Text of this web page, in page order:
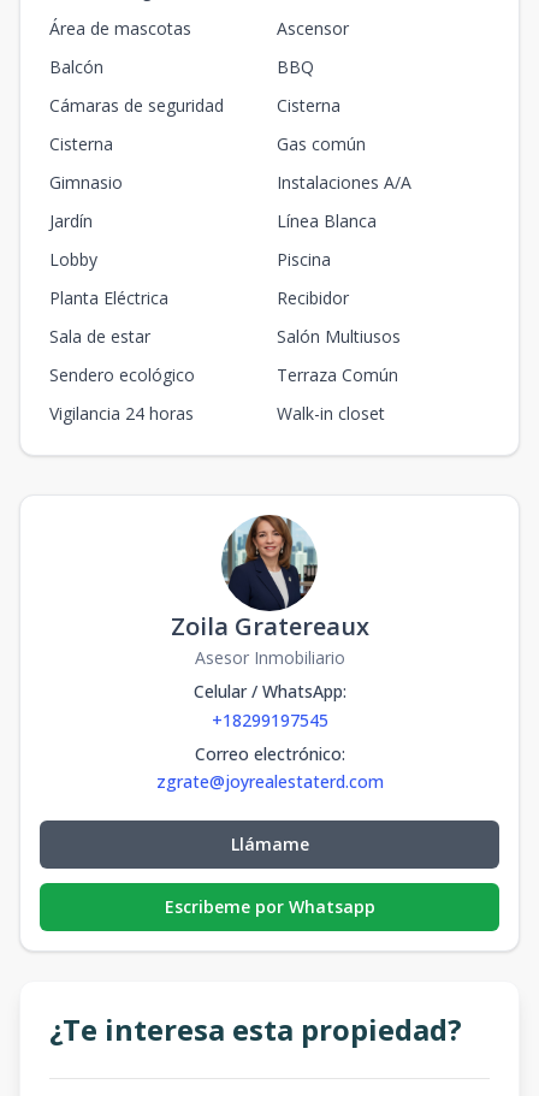
Área de mascotas
Ascensor
Balcón
BBQ
Cámaras de seguridad
Cisterna
Cisterna
Gas común
Gimnasio
Instalaciones A/A
Jardín
Línea Blanca
Lobby
Piscina
Planta Eléctrica
Recibidor
Sala de estar
Salón Multiusos
Sendero ecológico
Terraza Común
Vigilancia 24 horas
Walk-in closet
Zoila Gratereaux
Asesor Inmobiliario
Celular / WhatsApp:
+18299197545
Correo electrónico:
zgrate@joyrealestaterd.com
Llámame
Escribeme por Whatsapp
¿Te interesa esta propiedad?